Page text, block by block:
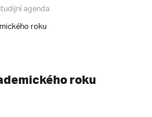
agenda
roku
roku